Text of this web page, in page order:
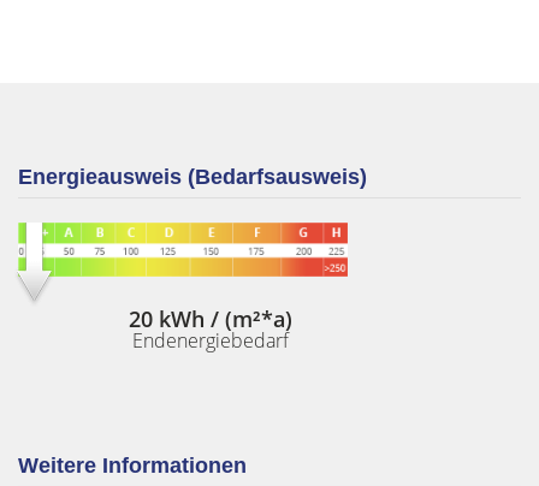
Energieausweis (Bedarfsausweis)
20 kWh / (m²*a)
Endenergiebedarf
Weitere Informationen